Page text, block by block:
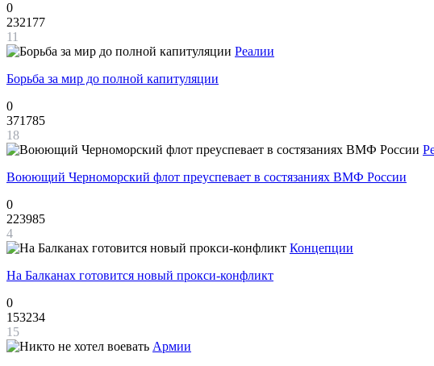
0
232177
11
Реалии
Борьба за мир до полной капитуляции
0
371785
18
Воюющий Черноморский флот преуспевает в состязаниях ВМФ России
0
223985
4
Концепции
На Балканах готовится новый прокси-конфликт
0
153234
15
Армии